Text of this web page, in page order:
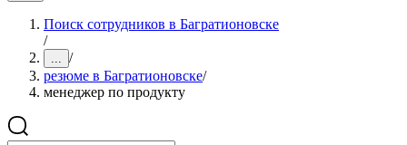
Поиск сотрудников в Багратионовске
/
... /
резюме в Багратионовске/
менеджер по продукту